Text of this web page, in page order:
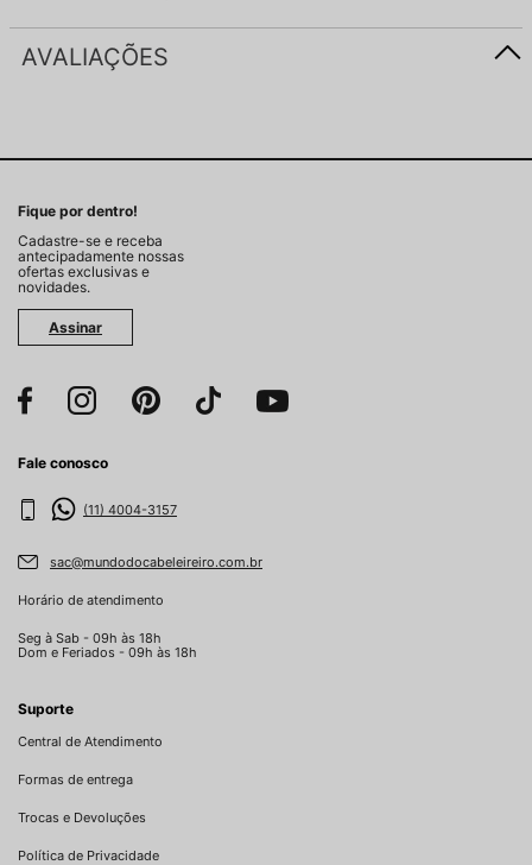
AVALIAÇÕES
Fique por dentro!
Cadastre-se e receba
antecipadamente nossas
ofertas exclusivas e
novidades.
Assinar
Fale conosco
(11) 4004-3157
sac@mundodocabeleireiro.com.br
Horário de atendimento
Seg à Sab - 09h às 18h
Dom e Feriados - 09h às 18h
Suporte
Central de Atendimento
Formas de entrega
Trocas e Devoluções
Política de Privacidade